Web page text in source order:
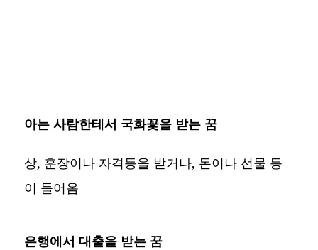
아는 사람한테서 국화꽃을 받는 꿈
상, 훈장이나 자격등을 받거나, 돈이나 선물 등
이 들어옴
은행에서 대출을 받는 꿈